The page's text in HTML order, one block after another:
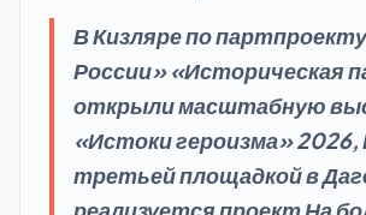
В Кизляре по
России» «Историческая
открыли масштабную
«Истоки героизма» 2026,
третьей площадкой в